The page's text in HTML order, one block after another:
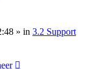
» in 3.2 Support